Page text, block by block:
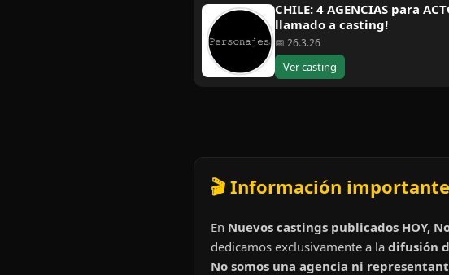
CHILE: 4 AGENCIAS para
llamado a casting!
📅 26.3.26
Ver casting
🎬 Información
En Nuevos castings publicados HOY,
dedicamos exclusivamente a la difusión
No somos una agencia ni